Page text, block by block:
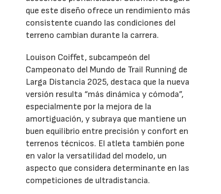
que este diseño ofrece un rendimiento más
consistente cuando las condiciones del
terreno cambian durante la carrera.
Louison Coiffet, subcampeón del
Campeonato del Mundo de Trail Running de
Larga Distancia 2025, destaca que la nueva
versión resulta “más dinámica y cómoda”,
especialmente por la mejora de la
amortiguación, y subraya que mantiene un
buen equilibrio entre precisión y confort en
terrenos técnicos. El atleta también pone
en valor la versatilidad del modelo, un
aspecto que considera determinante en las
competiciones de ultradistancia.